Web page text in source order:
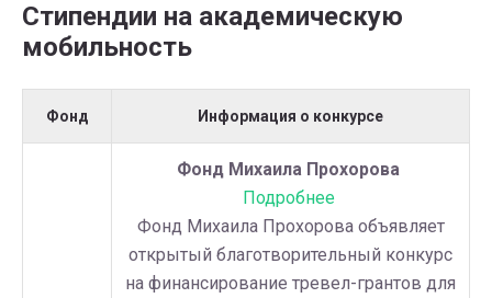
Стипендии на академическую
мобильность
Фонд Информация о конкурсе
Фонд Михаила Прохорова
Подробнее
Фонд Михаила Прохорова объявляет
открытый благотворительный конкурс
на финансирование тревел-грантов для